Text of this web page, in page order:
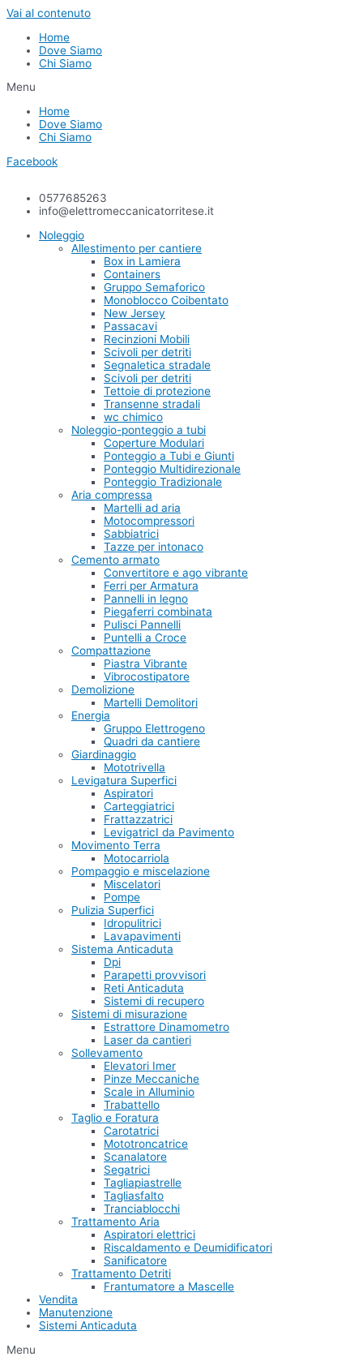
Vai al contenuto
Home
Dove Siamo
Chi Siamo
Menu
Home
Dove Siamo
Chi Siamo
Facebook
0577685263
info@elettromeccanicatorritese.it
Noleggio
Allestimento per cantiere
Box in Lamiera
Containers
Gruppo Semaforico
Monoblocco Coibentato
New Jersey
Passacavi
Recinzioni Mobili
Scivoli per detriti
Segnaletica stradale
Scivoli per detriti
Tettoie di protezione
Transenne stradali
wc chimico
Noleggio-ponteggio a tubi
Coperture Modulari
Ponteggio a Tubi e Giunti
Ponteggio Multidirezionale
Ponteggio Tradizionale
Aria compressa
Martelli ad aria
Motocompressori
Sabbiatrici
Tazze per intonaco
Cemento armato
Convertitore e ago vibrante
Ferri per Armatura
Pannelli in legno
Piegaferri combinata
Pulisci Pannelli
Puntelli a Croce
Compattazione
Piastra Vibrante
Vibrocostipatore
Demolizione
Martelli Demolitori
Energia
Gruppo Elettrogeno
Quadri da cantiere
Giardinaggio
Mototrivella
Levigatura Superfici
Aspiratori
Carteggiatrici
Frattazzatrici
LevigatricI da Pavimento
Movimento Terra
Motocarriola
Pompaggio e miscelazione
Miscelatori
Pompe
Pulizia Superfici
Idropulitrici
Lavapavimenti
Sistema Anticaduta
Dpi
Parapetti provvisori
Reti Anticaduta
Sistemi di recupero
Sistemi di misurazione
Estrattore Dinamometro
Laser da cantieri
Sollevamento
Elevatori Imer
Pinze Meccaniche
Scale in Alluminio
Trabattello
Taglio e Foratura
Carotatrici
Mototroncatrice
Scanalatore
Segatrici
Tagliapiastrelle
Tagliasfalto
Tranciablocchi
Trattamento Aria
Aspiratori elettrici
Riscaldamento e Deumidificatori
Sanificatore
Trattamento Detriti
Frantumatore a Mascelle
Vendita
Manutenzione
Sistemi Anticaduta
Menu